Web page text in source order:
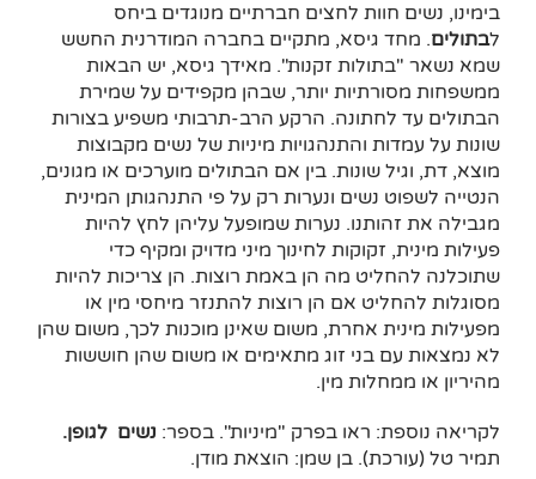
בימינו, נשים חוות לחצים חברתיים מנוגדים ביחס
לבתולים. מחד גיסא, מתקיים בחברה המודרנית החשש
שמא נשאר "בתולות זקנות". מאידך גיסא, יש הבאות
ממשפחות מסורתיות יותר, שבהן מקפידים על שמירת
הבתולים עד לחתונה. הרקע הרב-תרבותי משפיע בצורות
שונות על עמדות והתנהגויות מיניות של נשים מקבוצות
מוצא, דת, וגיל שונות. בין אם הבתולים מוערכים או מגונים,
הנטייה לשפוט נשים ונערות רק על פי התנהגותן המינית
מגבילה את זהותנו. נערות שמופעל עליהן לחץ להיות
פעילות מינית, זקוקות לחינוך מיני מדויק ומקיף כדי
שתוכלנה להחליט מה הן באמת רוצות. הן צריכות להיות
מסוגלות להחליט אם הן רוצות להתנזר מיחסי מין או
מפעילות מינית אחרת, משום שאינן מוכנות לכך, משום שהן
לא נמצאות עם בני זוג מתאימים או משום שהן חוששות
מהיריון או ממחלות מין.
לקריאה נוספת: ראו בפרק "מיניות". בספר: נשים לגופן.
תמיר טל (עורכת). בן שמן: הוצאת מודן.